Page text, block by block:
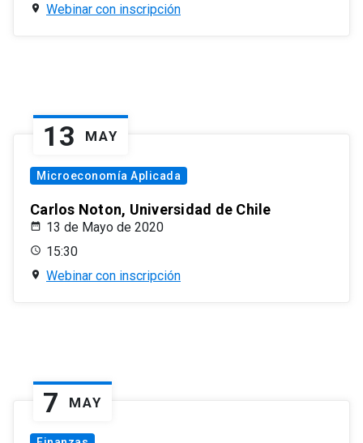
Webinar con inscripción
13 MAY
Microeconomía Aplicada
Carlos Noton, Universidad de Chile
13 de Mayo de 2020
15:30
Webinar con inscripción
7 MAY